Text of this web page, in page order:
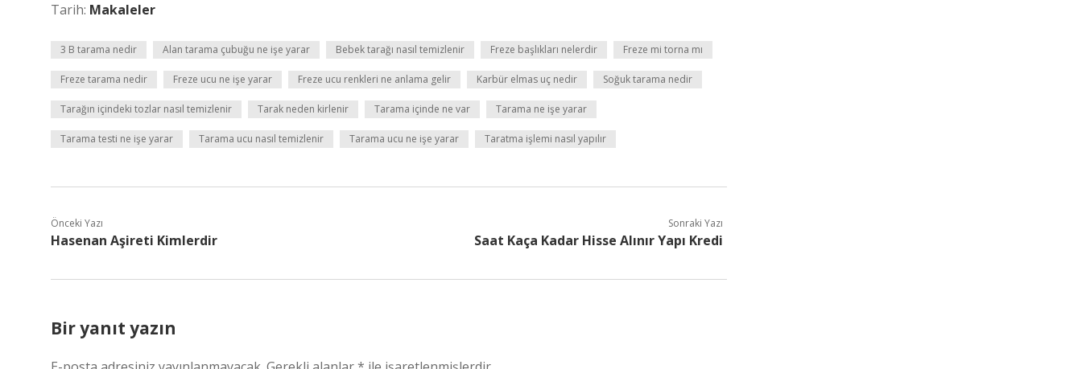
Tarih: Makaleler
3 B tarama nedir Alan tarama çubuğu ne işe yarar Bebek tarağı nasıl temizlenir Freze başlıkları nelerdir Freze mi torna mı
Freze tarama nedir Freze ucu ne işe yarar Freze ucu renkleri ne anlama gelir Karbür elmas uç nedir Soğuk tarama nedir
Tarağın içindeki tozlar nasıl temizlenir Tarak neden kirlenir Tarama içinde ne var Tarama ne işe yarar
Tarama testi ne işe yarar Tarama ucu nasıl temizlenir Tarama ucu ne işe yarar Taratma işlemi nasıl yapılır
Önceki Yazı
Hasenan Aşireti Kimlerdir
Sonraki Yazı
Saat Kaça Kadar Hisse Alınır Yapı Kredi
Bir yanıt yazın